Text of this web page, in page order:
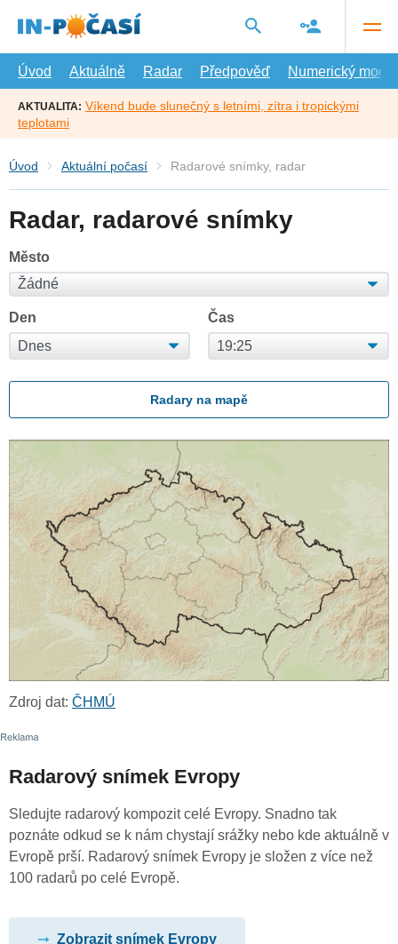
hlavní
Úvod
Aktuálně Radar Předpověď Numerický model
AKTUALITA: Víkend bude slunečný s letními, zítra i tropickými
teplotami
Úvod Aktuální počasí Radarové snímky, radar
Radar, radarové snímky
Město
Den Čas
Radary na mapě
Zdroj dat: ČHMÚ
Radarový snímek Evropy
Sledujte radarový kompozit celé Evropy. Snadno tak
poznáte odkud se k nám chystají srážky nebo kde aktuálně v
Evropě prší. Radarový snímek Evropy je složen z více než
100 radarů po celé Evropě.
Zobrazit snímek Evropy